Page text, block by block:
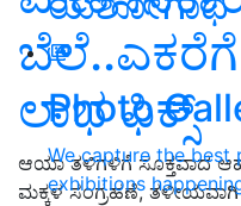
Photo
We capture the best
exhibitions
ಬೆಲೆ..ಎಕರೆಗೆ
ಲಾಭ ಫಿಕ್ಸ್
ಆಯಾ ತಳಿಗಳಿಗೆ ಸೂಕ್ತವಾದ
ಮಕ್ಕಳ ಸಂಗ್ರಹಣೆ, ತಳೀಯವಾಗಿ